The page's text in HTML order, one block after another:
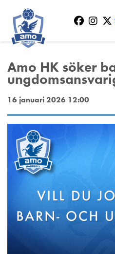
Amo HK söker
16 januari 2026 12:00